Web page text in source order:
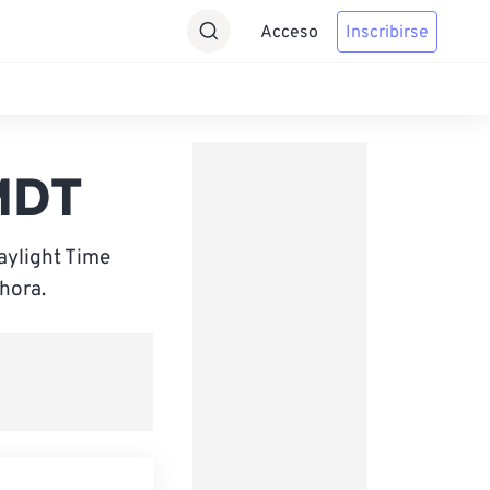
Acceso Inscribirse
Time